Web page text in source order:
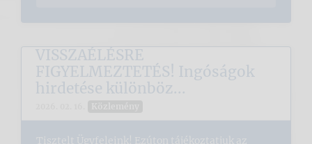
VISSZAÉLÉSRE
FIGYELMEZTETÉS! Ingóságok
hirdetése különböz...
Tisztelt Ügyfeleink! Ezúton tájékoztatjuk az